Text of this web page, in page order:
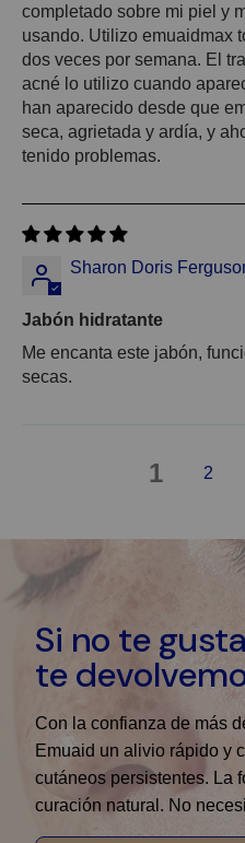
completado sobre mi piel y
usando. Utilizo emuaidmax
dos veces por semana. El
acné lo utilizo cuando
han aparecido desde que
seca, agrietada y ardía, y
tenido problemas.
Sharon Doris
Jabón hidratante
Me encanta este jabón,
secas.
1 2
Si no te
te
Con la confianza de más
Emuaid un alivio rápido y
cutáneos persistentes. La
curación natural. No